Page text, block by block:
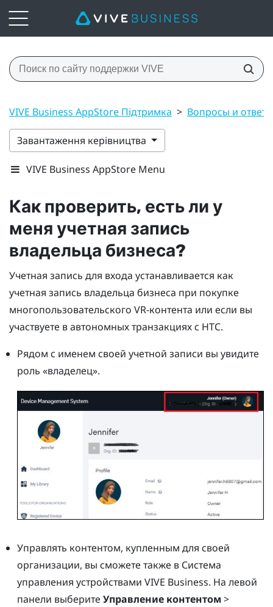
VIVE Business AppStore Підтримка > Вопросы и
Завантаження керівництва
VIVE Business AppStore Menu
Как проверить, есть ли у
меня учетная запись
владельца бизнеса?
Учетная запись для входа устанавливается как
учетная запись владельца бизнеса при покупке
многопользовательского VR-контента или если вы
участвуете в автономных транзакциях с HTC.
Рядом с именем своей учетной записи вы увидите
роль «владелец».
Управлять контентом, купленным для своей
организации, вы сможете также в Система
управления устройствами VIVE Business. На левой
панели выберите Управление контентом>